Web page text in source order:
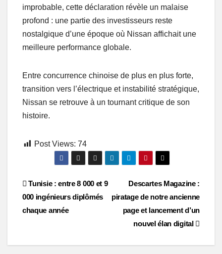
improbable, cette déclaration révèle un malaise
profond : une partie des investisseurs reste
nostalgique d’une époque où Nissan affichait une
meilleure performance globale.
Entre concurrence chinoise de plus en plus forte,
transition vers l’électrique et instabilité stratégique,
Nissan se retrouve à un tournant critique de son
histoire.
Post Views: 74
Post
navigation
Descartes Magazine :
piratage de notre ancienne
page et lancement d’un
nouvel élan digital
Tunisie : entre 8 000 et 9
000 ingénieurs diplômés
chaque année